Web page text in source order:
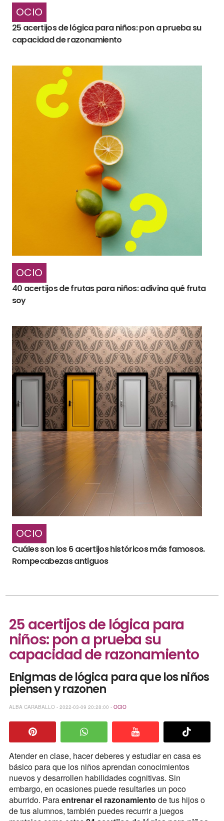
OCIO
25 acertijos de lógica para niños: pon a prueba su
capacidad de razonamiento
OCIO
40 acertijos de frutas para niños: adivina qué fruta
soy
OCIO
Cuáles son los 6 acertijos históricos más famosos.
Rompecabezas antiguos
25 acertijos de lógica para
niños: pon a prueba su
capacidad de razonamiento
Enigmas de lógica para que los niños
piensen y razonen
ALBA CARABALLO - 2022-03-09 20:28:00 - OCIO
Atender en clase, hacer deberes y estudiar en casa es
básico para que los niños aprendan conocimientos
nuevos y desarrollen habilidades cognitivas. Sin
embargo, en ocasiones puede resultarles un poco
aburrido. Paraentrenar el razonamiento de tus hijos o
de tus alumnos, también puedes recurrir a juegos